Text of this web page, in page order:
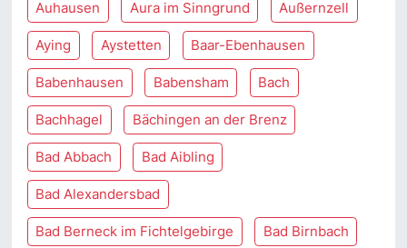
Auhausen Aura im Sinngrund Außernzell
Aying Aystetten Baar-Ebenhausen
Babenhausen Babensham Bach
Bachhagel Bächingen an der Brenz
Bad Abbach Bad Aibling
Bad Alexandersbad
Bad Berneck im Fichtelgebirge Bad Birnbach